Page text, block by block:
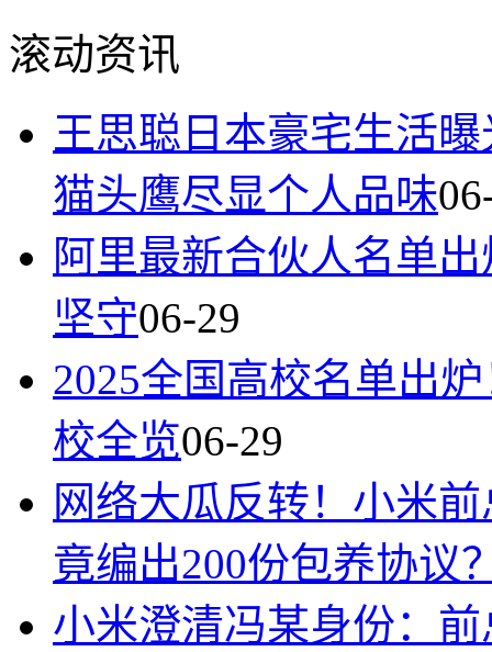
滚动资讯
王思聪日本豪宅生活
猫头鹰尽显个人品味
阿里最新合伙人名单
坚守06-29
2025全国高校名单出
校全览06-29
网络大瓜反转！小米
竟编出200份包养协议
小米澄清冯某身份：